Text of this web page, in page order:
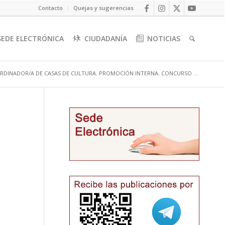
Contacto Quejas y sugerencias
ELECTRÓNICA CIUDADANÍA NOTICIAS
A DE CASAS DE CULTURA. PROMOCIÓN INTERNA. CONCURSO ...